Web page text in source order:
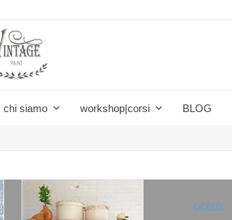
chi siamo workshop|corsi BLOG
cerca